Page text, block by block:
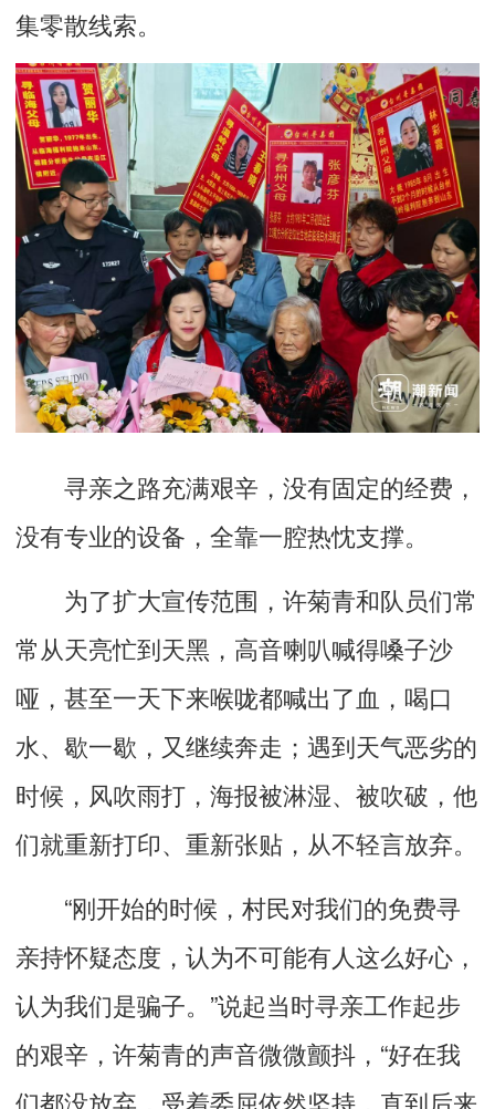
集零散线索。
寻亲之路充满艰辛，没有固定的经费，
没有专业的设备，全靠一腔热忱支撑。
为了扩大宣传范围，许菊青和队员们常
常从天亮忙到天黑，高音喇叭喊得嗓子沙
哑，甚至一天下来喉咙都喊出了血，喝口
水、歇一歇，又继续奔走；遇到天气恶劣的
时候，风吹雨打，海报被淋湿、被吹破，他
们就重新打印、重新张贴，从不轻言放弃。
“刚开始的时候，村民对我们的免费寻
亲持怀疑态度，认为不可能有人这么好心，
认为我们是骗子。”说起当时寻亲工作起步
的艰辛，许菊青的声音微微颤抖，“好在我
们都没放弃，受着委屈依然坚持，直到后来